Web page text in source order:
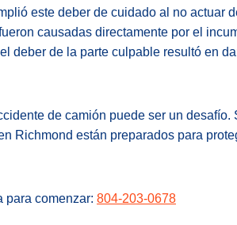
este deber de cuidado al no actuar
causadas directamente por el
deber de la parte culpable resultó en
de camión puede ser un
Richmond están preparados para
para comenzar: 804-203-0678